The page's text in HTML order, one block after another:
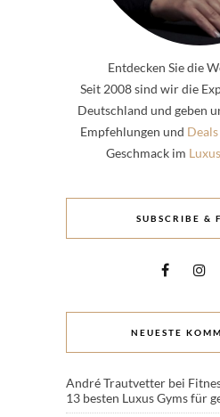
Entdecken Sie die
Seit 2008 sind wir die
Deutschland und geben
Empfehlungen und Deals
Geschmack im
SUBSCRIBE &
NEUESTE
André Trautvetter bei
13 besten Luxus Gyms für